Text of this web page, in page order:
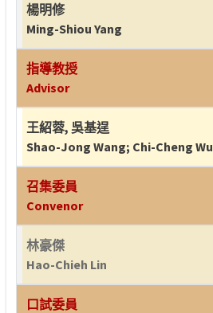
楊明修
Ming-Shiou Yang
指導教授
Advisor
王紹蓉, 吳基逞
Shao-Jong Wang; Chi-Cheng Wu
召集委員
Convenor
林豪傑
Hao-Chieh Lin
口試委員